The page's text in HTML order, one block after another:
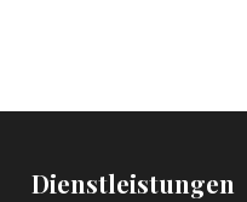
Dienstleistungen